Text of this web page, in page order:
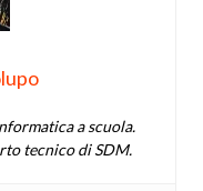
a scuola.
tecnico di SDM.